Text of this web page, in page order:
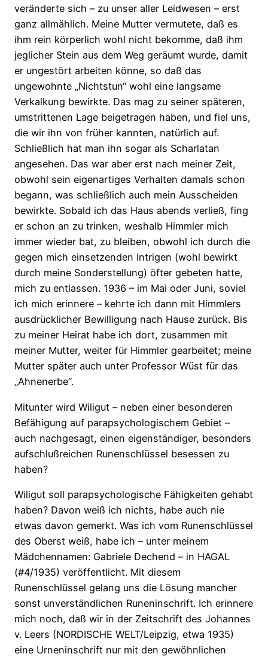
veränderte sich – zu unser aller Leidwesen – erst
ganz allmählich. Meine Mutter vermutete, daß es
ihm rein körperlich wohl nicht bekomme, daß ihm
jeglicher Stein aus dem Weg geräumt wurde, damit
er ungestört arbeiten könne, so daß das
ungewohnte „Nichtstun“ wohl eine langsame
Verkalkung bewirkte. Das mag zu seiner späteren,
umstrittenen Lage beigetragen haben, und fiel uns,
die wir ihn von früher kannten, natürlich auf.
Schließlich hat man ihn sogar als Scharlatan
angesehen. Das war aber erst nach meiner Zeit,
obwohl sein eigenartiges Verhalten damals schon
begann, was schließlich auch mein Ausscheiden
bewirkte. Sobald ich das Haus abends verließ, fing
er schon an zu trinken, weshalb Himmler mich
immer wieder bat, zu bleiben, obwohl ich durch die
gegen mich einsetzenden Intrigen (wohl bewirkt
durch meine Sonderstellung) öfter gebeten hatte,
mich zu entlassen. 1936 – im Mai oder Juni, soviel
ich mich erinnere – kehrte ich dann mit Himmlers
ausdrücklicher Bewilligung nach Hause zurück. Bis
zu meiner Heirat habe ich dort, zusammen mit
meiner Mutter, weiter für Himmler gearbeitet; meine
Mutter später auch unter Professor Wüst für das
„Ahnenerbe“.
Mitunter wird Wiligut – neben einer besonderen
Befähigung auf parapsychologischem Gebiet –
auch nachgesagt, einen eigenständiger, besonders
aufschlußreichen Runenschlüssel besessen zu
haben?
Wiligut soll parapsychologische Fähigkeiten gehabt
haben? Davon weiß ich nichts, habe auch nie
etwas davon gemerkt. Was ich vom Runenschlüssel
des Oberst weiß, habe ich – unter meinem
Mädchennamen: Gabriele Dechend – in HAGAL
(#4/1935) veröffentlicht. Mit diesem
Runenschlüssel gelang uns die Lösung mancher
sonst unverständlichen Runeninschrift. Ich erinnere
mich noch, daß wir in der Zeitschrift des Johannes
v. Leers (NORDISCHE WELT/Leipzig, etwa 1935)
eine Urneninschrift nur mit den gewöhnlichen